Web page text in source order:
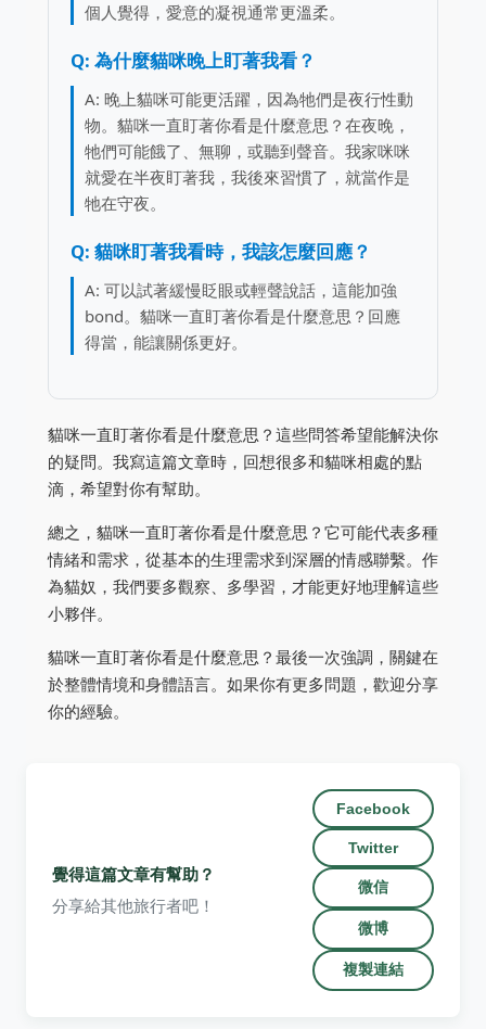
個人覺得，愛意的凝視通常更溫柔。
Q: 為什麼貓咪晚上盯著我看？
A: 晚上貓咪可能更活躍，因為牠們是夜行性動
物。貓咪一直盯著你看是什麼意思？在夜晚，
牠們可能餓了、無聊，或聽到聲音。我家咪咪
就愛在半夜盯著我，我後來習慣了，就當作是
牠在守夜。
Q: 貓咪盯著我看時，我該怎麼回應？
A: 可以試著緩慢眨眼或輕聲說話，這能加強
bond。貓咪一直盯著你看是什麼意思？回應
得當，能讓關係更好。
貓咪一直盯著你看是什麼意思？這些問答希望能解決你
的疑問。我寫這篇文章時，回想很多和貓咪相處的點
滴，希望對你有幫助。
總之，貓咪一直盯著你看是什麼意思？它可能代表多種
情緒和需求，從基本的生理需求到深層的情感聯繫。作
為貓奴，我們要多觀察、多學習，才能更好地理解這些
小夥伴。
貓咪一直盯著你看是什麼意思？最後一次強調，關鍵在
於整體情境和身體語言。如果你有更多問題，歡迎分享
你的經驗。
覺得這篇文章有幫助？
分享給其他旅行者吧！
Facebook
Twitter
微信
微博
複製連結